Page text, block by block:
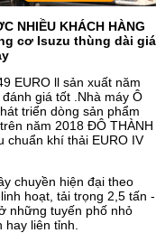
NHIỀU KHÁCH HÀNG
cơ Isuzu thùng dài giá
EURO ll sản xuất năm
giá tốt .Nhà máy Ô
triển dòng sản phẩm
năm 2018 ĐÔ THÀNH
chuẩn khí thải EURO IV
chuyền hiện đại theo
hoạt, tải trọng 2,5 tấn -
những tuyến phố nhỏ
liên tỉnh.